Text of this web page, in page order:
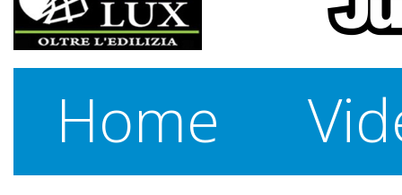
Home